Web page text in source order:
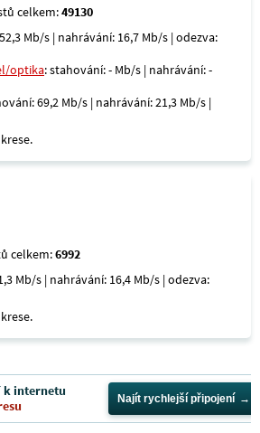
celkem:49130
Mb/s | nahrávání: 16,7 Mb/s | odezva:
optika: stahování: - Mb/s | nahrávání: -
69,2 Mb/s | nahrávání: 21,3 Mb/s |
celkem:6992
Mb/s | nahrávání: 16,4 Mb/s | odezva:
k internetu
Najít rychlejší připojení